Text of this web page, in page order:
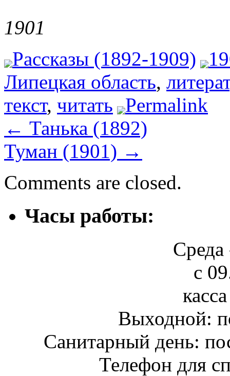
1901
Рассказы (1892-1909)
Липецкая область,
текст, читать
Permalink
← Танька (1892)
Туман (1901) →
Comments are closed.
Часы работы:
Среда
с
Выходной:
Санитарный день:
Телефон для